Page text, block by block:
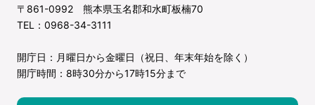
〒861-0992 熊本県玉名郡和水町板楠70
TEL：0968-34-3111
開庁日：月曜日から金曜日（祝日、年末年始を除く）
開庁時間：8時30分から17時15分まで